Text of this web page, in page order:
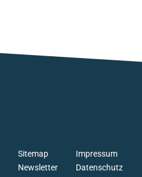
Newsletter
Sitemap
Datenschutz
Impressum